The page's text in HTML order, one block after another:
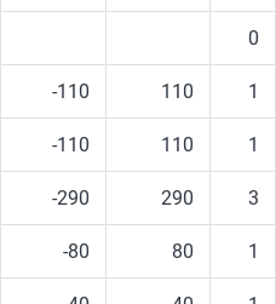
0
-110 110 1
-110 110 1
-290 290 3
-80 80 1